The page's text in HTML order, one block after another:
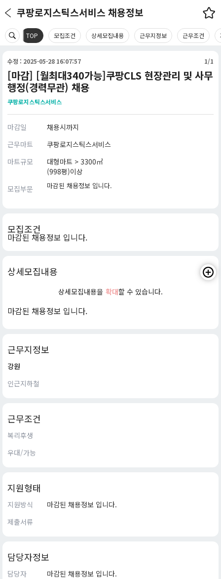
쿠팡로지스틱스서비스 채용정보
TOP 모집조건 상세모집내용 근무지정보 근무조건
수정 : 2025-05-28 16:07:57 1/1
[마감] [월최대340가능]쿠팡CLS 현장관리 및 사무
행정(경력무관) 채용
쿠팡로지스틱스서비스
마감일
채용시까지
근무마트
쿠팡로지스틱스서비스
마트규모
대형마트 > 3300㎡
(998평)이상
모집부문
마감된 채용정보 입니다.
모집조건
마감된 채용정보 입니다.
상세모집내용
상세모집내용을 확대할 수 있습니다.
마감된 채용정보 입니다.
근무지정보
강원
인근지하철
근무조건
복리후생
우대/가능
지원형태
지원방식
마감된 채용정보 입니다.
제출서류
담당자정보
담당자
마감된 채용정보 입니다.